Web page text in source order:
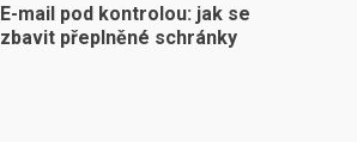
E-mail pod kontrolou: jak se
zbavit přeplněné schránky